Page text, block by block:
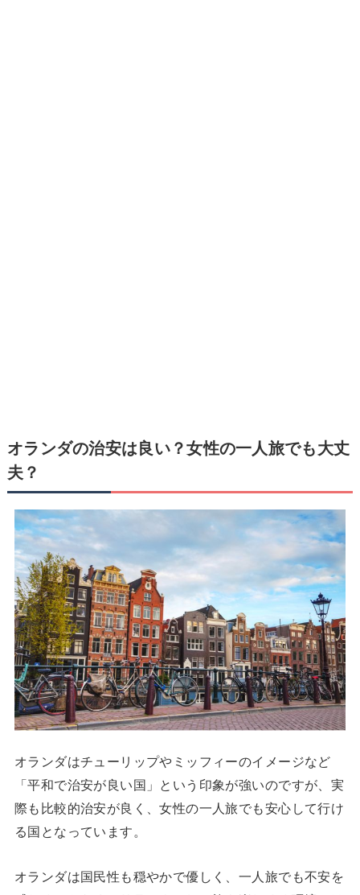
オランダの治安は良い？女性の一人旅でも大丈
夫？
オランダはチューリップやミッフィーのイメージなど
「平和で治安が良い国」という印象が強いのですが、実
際も比較的治安が良く、女性の一人旅でも安心して行け
る国となっています。
オランダは国民性も穏やかで優しく、一人旅でも不安を